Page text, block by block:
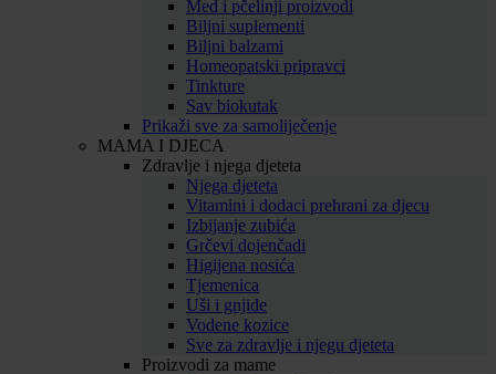
Med i pčelinji proizvodi
Biljni suplementi
Biljni balzami
Homeopatski pripravci
Tinkture
Sav biokutak
Prikaži sve za samoliječenje
MAMA I DJECA
Zdravlje i njega djeteta
Njega djeteta
Vitamini i dodaci prehrani za djecu
Izbijanje zubića
Grčevi dojenčadi
Higijena nosića
Tjemenica
Uši i gnjide
Vodene kozice
Sve za zdravlje i njegu djeteta
Proizvodi za mame